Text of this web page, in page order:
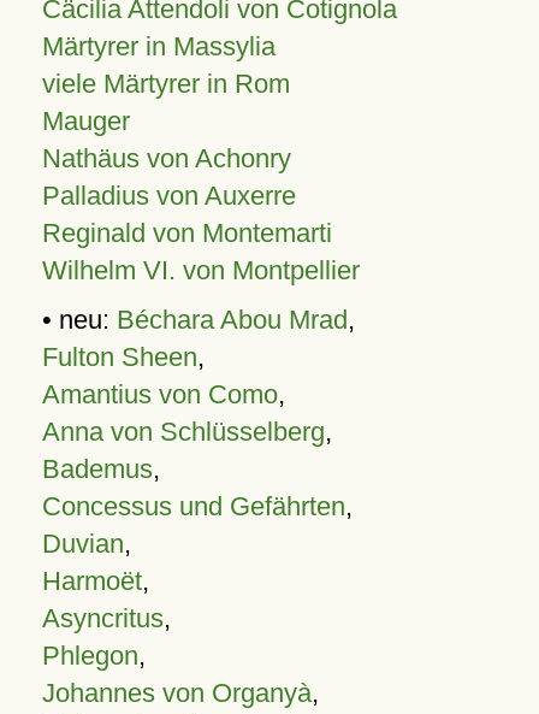
Cäcilia Attendoli von Cotignola
Märtyrer in Massylia
viele Märtyrer in Rom
Mauger
Nathäus von Achonry
Palladius von Auxerre
Reginald von Montemarti
Wilhelm VI. von Montpellier
• neu: Béchara Abou Mrad,
Fulton Sheen,
Amantius von Como,
Anna von Schlüsselberg,
Bademus,
Concessus und Gefährten,
Duvian,
Harmoët,
Asyncritus,
Phlegon,
Johannes von Organyà,